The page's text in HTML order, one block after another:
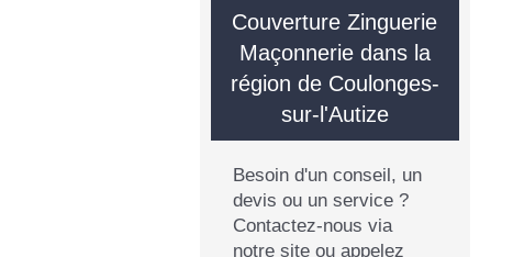
Couverture Zinguerie
Maçonnerie dans la
région de Coulonges-
sur-l'Autize
Besoin d'un conseil, un
devis ou un service ?
Contactez-nous via
notre site ou appelez